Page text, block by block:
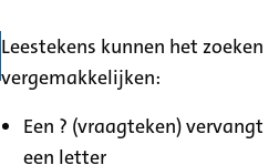
Leestekens kunnen het zoeken
vergemakkelijken:
Een ? (vraagteken) vervangt
een letter